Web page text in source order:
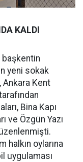
KALDI
başkentin
yeni sokak
Ankara Kent
Bina Kapı
ve Özgün Yazı
halkın oylarına
uygulaması